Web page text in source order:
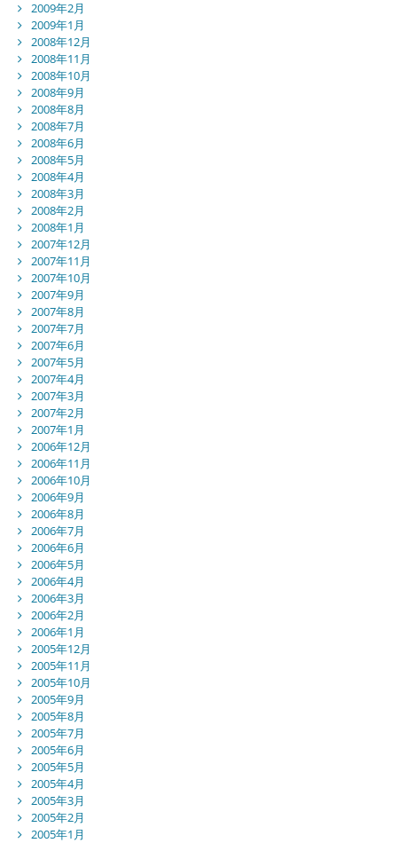
2009年2月
2009年1月
2008年12月
2008年11月
2008年10月
2008年9月
2008年8月
2008年7月
2008年6月
2008年5月
2008年4月
2008年3月
2008年2月
2008年1月
2007年12月
2007年11月
2007年10月
2007年9月
2007年8月
2007年7月
2007年6月
2007年5月
2007年4月
2007年3月
2007年2月
2007年1月
2006年12月
2006年11月
2006年10月
2006年9月
2006年8月
2006年7月
2006年6月
2006年5月
2006年4月
2006年3月
2006年2月
2006年1月
2005年12月
2005年11月
2005年10月
2005年9月
2005年8月
2005年7月
2005年6月
2005年5月
2005年4月
2005年3月
2005年2月
2005年1月